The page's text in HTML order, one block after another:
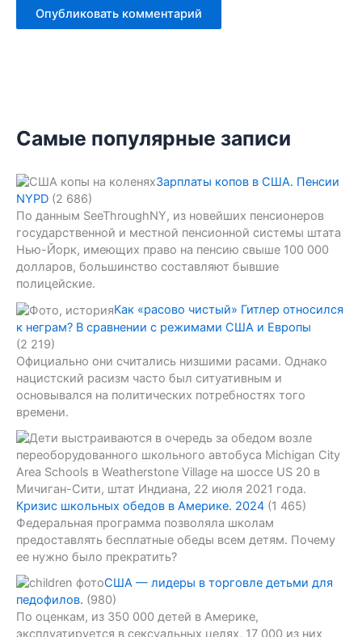
Самые популярные записи
Зарплаты копов в США. Пенсии
NYPD (2 686)
По данным SeeThroughNY, из новейших пенсионеров
государственной и местной пенсионной системы штата
Нью-Йорк, имеющих право на пенсию свыше 100 000
долларов, большинство составляют бывшие
полицейские.
Как «расово чистый» Гитлер относился
к неграм? В сравнении с режимами США и Европы
(2 219)
Официально они считались низшими расами. Однако
нацистский расизм часто был ситуативным и
основывался на политических потребностях того
времени.
Кризис школьных обедов в Америке. 2024 (1 465)
Федеральная программа позволяла школам
предоставлять бесплатные обеды всем детям. Почему
ее нужно было прекратить?
США — лидеры в торговле детьми для
педофилов. (980)
По оценкам, из 350 000 детей в Америке,
эксплуатируется в сексуальных целях, 17 000 из них